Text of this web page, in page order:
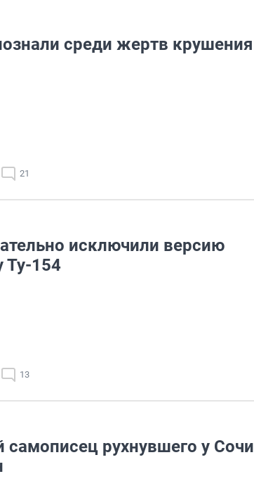
среди жертв крушения
21
исключили версию
Ту-154
13
самописец рухнувшего у Сочи